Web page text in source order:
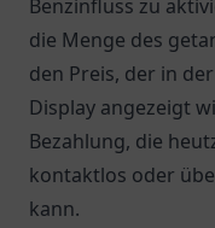
Benzinfluss zu
die Menge des
den Preis, der in
Display angezeigt
Bezahlung, die
kontaktlos oder
kann.